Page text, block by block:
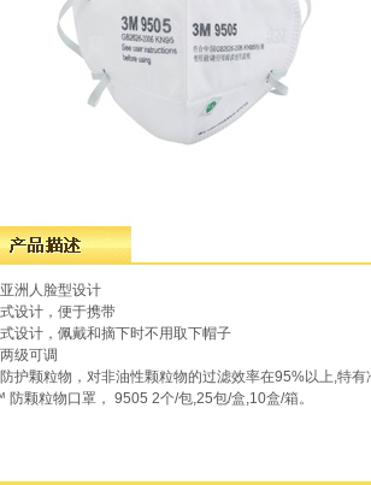
洲人脸型设计
设计，便于携带
设计，佩戴和摘下时不用取下帽子
级可调
护颗粒物，对非油性颗粒物的过滤效率在95%以上,特
颗粒物口罩， 9505 2个/包,25包/盒,10盒/箱。